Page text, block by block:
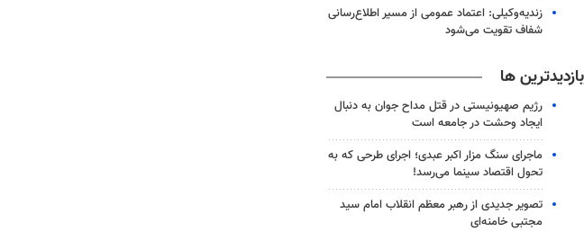
زندیه‌وکیلی: اعتماد عمومی از مسیر اطلاع‌رسانی
شفاف تقویت می‌شود
ها
رژیم صهیونیستی در قتل مداح جوان به دنبال
ایجاد وحشت در جامعه است
ماجرای سنگ مزار اکبر عبدی؛ اجرای طرحی که به
تحول اقتصاد سینما می‌رسد!
تصویر جدیدی از رهبر معظم انقلاب امام سید
مجتبی خامنه‌ای